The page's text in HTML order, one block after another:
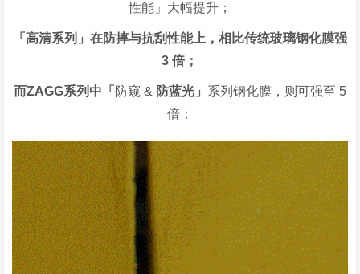
性能」大幅提升；
「高清系列」 在防摔与抗刮性能上， 相比传统玻璃钢化膜强
3倍；
而ZAGG系列中「 防窥 & 防蓝光」 系列钢化膜，则可强至 5
倍；